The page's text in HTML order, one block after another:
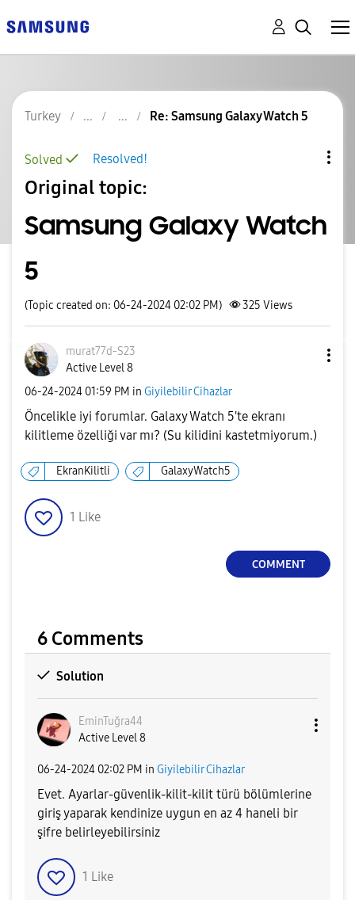
Turkey Re: Samsung Galaxy Watch 5
Resolved!
Solved
Original topic:
Samsung Galaxy Watch
5
(Topic created on: 06-24-2024 02:02 PM) 325 Views
murat77d-S23
Active Level 8
‎06-24-2024 01:59 PM in Giyilebilir Cihazlar
Öncelikle iyi forumlar. Galaxy Watch 5'te ekranı
kilitleme özelliği var mı? (Su kilidini kastetmiyorum.)
EkranKilitli GalaxyWatch5
1 Like
COMMENT
6 Comments
Solution
EminTuğra44
Active Level 8
‎06-24-2024 02:02 PM in Giyilebilir Cihazlar
Evet. Ayarlar-güvenlik-kilit-kilit türü bölümlerine
giriş yaparak kendinize uygun en az 4 haneli bir
şifre belirleyebilirsiniz
1 Like